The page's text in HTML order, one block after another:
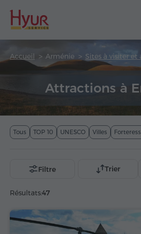
Accueil Arménie Sites à visiter et
Attractions à
Tous TOP 10 UNESCO Villes
Résultats:47
Filtre Trier